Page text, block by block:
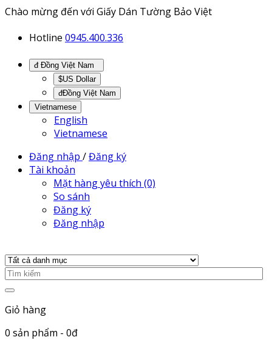
Chào mừng đến với Giấy Dán Tường Bảo Việt
Hotline 0945.400.336
$US Dollar
đĐồng Việt Nam
Vietnamese
English
Vietnamese
Đăng nhập /Đăng ký
Tài khoản
Mặt hàng yêu thích (0)
So sánh
Đăng ký
Đăng nhập
Giỏ hàng
0 sản phẩm - 0đ